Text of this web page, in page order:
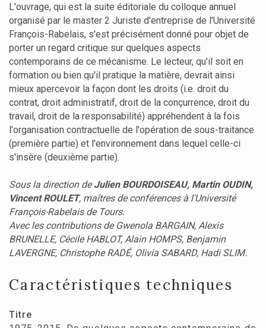
L'ouvrage, qui est la suite éditoriale du colloque annuel
organisé par le master 2 Juriste d'entreprise de l'Université
François-Rabelais, s'est précisément donné pour objet de
porter un regard critique sur quelques aspects
contemporains de ce mécanisme. Le lecteur, qu'il soit en
formation ou bien qu'il pratique la matière, devrait ainsi
mieux apercevoir la façon dont les droits (i.e. droit du
contrat, droit administratif, droit de la conçurrence, droit du
travail, droit de la responsabilité) appréhendent à la fois
l'organisation contractuelle de l'opération de sous-traitance
(première partie) et l'environnement dans lequel celle-ci
s'insère (deuxième partie).
Sous la direction deJulien BOURDOISEAU, Martin OUDIN,
Vincent ROULET, maîtres de conférences à l'Université
François-Rabelais de Tours.
Avec les contributions de Gwenola BARGAIN, Alexis
BRUNELLE, Cécile HABLOT, Alain HOMPS, Benjamin
LAVERGNE, Christophe RADÉ, Olivia SABARD, Hadi SLIM.
Caractéristiques techniques
Titre